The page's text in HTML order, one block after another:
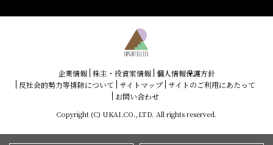
企業情報 株主・投資家情報 個人情報保護方針
反社会的勢力等排除について
サイトマップ
サイトのご利用にあたって
お問い合わせ
Copyright (C) UKAI.CO.,LTD. All rights reserved.